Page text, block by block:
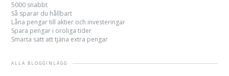
5000 snabbt
Så sparar du hållbart
Låna pengar till aktier och investeringar
Spara pengar i oroliga tider
Smarta sätt att tjäna extra pengar
ALLA BLOGGINLÄGG